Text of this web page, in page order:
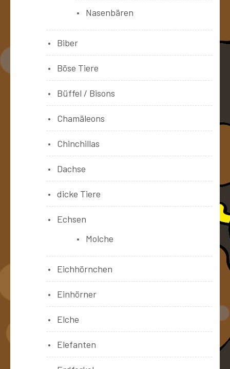
Nasenbären
Biber
Böse Tiere
Büffel / Bisons
Chamäleons
Chinchillas
Dachse
dicke Tiere
Echsen
Molche
Eichhörnchen
Einhörner
Elche
Elefanten